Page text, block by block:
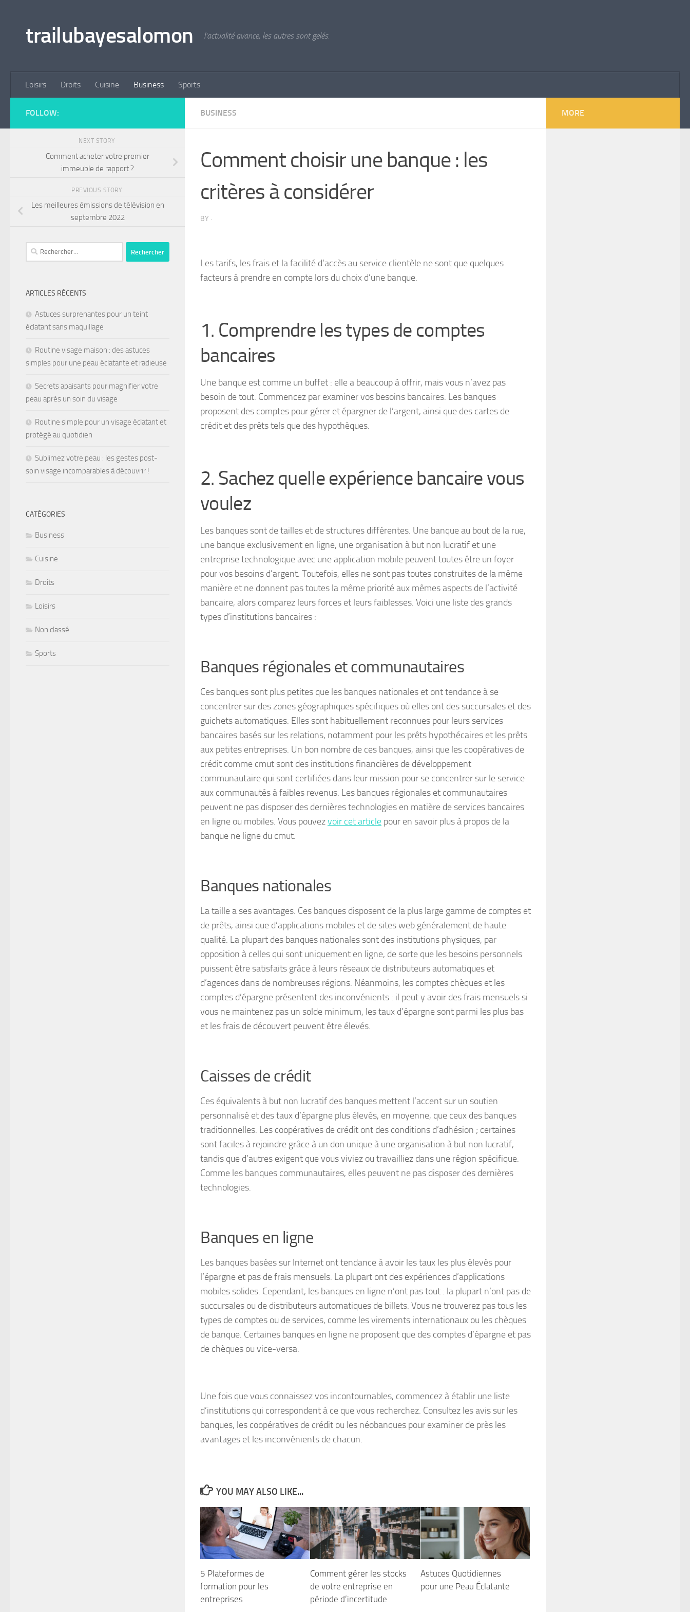
trailubayesalomon l'actualité avance, les autres sont gelés.
Loisirs Droits Cuisine Business Sports
BUSINESS
Comment choisir une banque : les
critères à considérer
BY ·
Les tarifs, les frais et la facilité d’accès au service clientèle ne sont que quelques
facteurs à prendre en compte lors du choix d’une banque.
1. Comprendre les types de comptes
bancaires
Une banque est comme un buffet : elle a beaucoup à offrir, mais vous n’avez pas
besoin de tout. Commencez par examiner vos besoins bancaires. Les banques
proposent des comptes pour gérer et épargner de l’argent, ainsi que des cartes de
crédit et des prêts tels que des hypothèques.
2. Sachez quelle expérience bancaire vous
voulez
Les banques sont de tailles et de structures différentes. Une banque au bout de la rue,
une banque exclusivement en ligne, une organisation à but non lucratif et une
entreprise technologique avec une application mobile peuvent toutes être un foyer
pour vos besoins d’argent. Toutefois, elles ne sont pas toutes construites de la même
manière et ne donnent pas toutes la même priorité aux mêmes aspects de l’activité
bancaire, alors comparez leurs forces et leurs faiblesses. Voici une liste des grands
types d’institutions bancaires :
Banques régionales et communautaires
Ces banques sont plus petites que les banques nationales et ont tendance à se
concentrer sur des zones géographiques spécifiques où elles ont des succursales et des
guichets automatiques. Elles sont habituellement reconnues pour leurs services
bancaires basés sur les relations, notamment pour les prêts hypothécaires et les prêts
aux petites entreprises. Un bon nombre de ces banques, ainsi que les coopératives de
crédit comme cmut sont des institutions financières de développement
communautaire qui sont certifiées dans leur mission pour se concentrer sur le service
aux communautés à faibles revenus. Les banques régionales et communautaires
peuvent ne pas disposer des dernières technologies en matière de services bancaires
en ligne ou mobiles. Vous pouvezvoir cet article pour en savoir plus à propos de la
banque ne ligne du cmut.
Banques nationales
La taille a ses avantages. Ces banques disposent de la plus large gamme de comptes et
de prêts, ainsi que d’applications mobiles et de sites web généralement de haute
qualité. La plupart des banques nationales sont des institutions physiques, par
opposition à celles qui sont uniquement en ligne, de sorte que les besoins personnels
puissent être satisfaits grâce à leurs réseaux de distributeurs automatiques et
d’agences dans de nombreuses régions. Néanmoins, les comptes chèques et les
comptes d’épargne présentent des inconvénients : il peut y avoir des frais mensuels si
vous ne maintenez pas un solde minimum, les taux d’épargne sont parmi les plus bas
et les frais de découvert peuvent être élevés.
Caisses de crédit
Ces équivalents à but non lucratif des banques mettent l’accent sur un soutien
personnalisé et des taux d’épargne plus élevés, en moyenne, que ceux des banques
traditionnelles. Les coopératives de crédit ont des conditions d’adhésion ; certaines
sont faciles à rejoindre grâce à un don unique à une organisation à but non lucratif,
tandis que d’autres exigent que vous viviez ou travailliez dans une région spécifique.
Comme les banques communautaires, elles peuvent ne pas disposer des dernières
technologies.
Banques en ligne
Les banques basées sur Internet ont tendance à avoir les taux les plus élevés pour
l’épargne et pas de frais mensuels. La plupart ont des expériences d’applications
mobiles solides. Cependant, les banques en ligne n’ont pas tout : la plupart n’ont pas de
succursales ou de distributeurs automatiques de billets. Vous ne trouverez pas tous les
types de comptes ou de services, comme les virements internationaux ou les chèques
de banque. Certaines banques en ligne ne proposent que des comptes d’épargne et pas
de chèques ou vice-versa.
Une fois que vous connaissez vos incontournables, commencez à établir une liste
d’institutions qui correspondent à ce que vous recherchez. Consultez les avis sur les
banques, les coopératives de crédit ou les néobanques pour examiner de près les
avantages et les inconvénients de chacun.
YOU MAY ALSO LIKE...
5 Plateformes de
formation pour les
entreprises
Comment gérer les stocks
de votre entreprise en
période d’incertitude
Astuces Quotidiennes
pour une Peau Éclatante
FOLLOW:
NEXT STORY
Comment acheter votre premier
immeuble de rapport ?
PREVIOUS STORY
Les meilleures émissions de télévision en
septembre 2022
ARTICLES RÉCENTS
Astuces surprenantes pour un teint
éclatant sans maquillage
Routine visage maison : des astuces
simples pour une peau éclatante et radieuse
Secrets apaisants pour magnifier votre
peau après un soin du visage
Routine simple pour un visage éclatant et
protégé au quotidien
Sublimez votre peau : les gestes post-
soin visage incomparables à découvrir !
CATÉGORIES
Business
Cuisine
Droits
Loisirs
Non classé
Sports
MORE